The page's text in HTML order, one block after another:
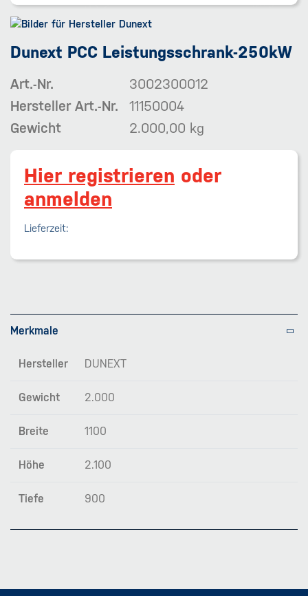
Dunext PCC Leistungsschrank-250kW
Art.-Nr.
3002300012
Hersteller Art.-Nr.
11150004
Gewicht
2.000,00 kg
Hier registrieren oder
anmelden
Lieferzeit:
Merkmale
Hersteller DUNEXT
Gewicht 2.000
Breite 1100
Höhe 2.100
Tiefe 900